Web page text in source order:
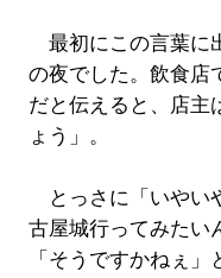
最初にこの言葉に
の夜でした。飲食店
だと伝えると、店主
ょう」。
とっさに「いやい
古屋城行ってみたい
「そうですかねぇ